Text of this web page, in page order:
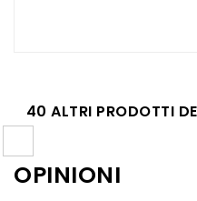
40 ALTRI PRODOTTI
OPINIONI